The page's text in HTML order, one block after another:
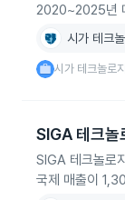
2020~2025년
시가 테크
시가 테크놀로
SIGA 테크놀
SIGA 테크놀로
국제 매출이